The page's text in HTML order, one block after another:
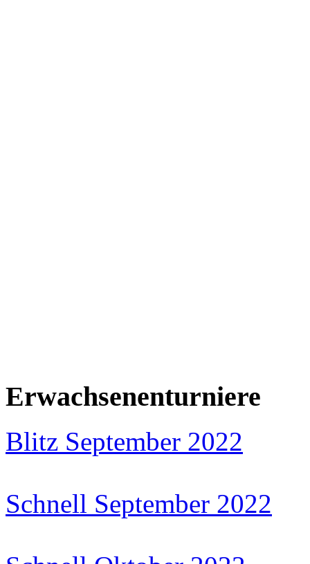
Erwachsenenturniere
Blitz September 2022
Schnell September 2022